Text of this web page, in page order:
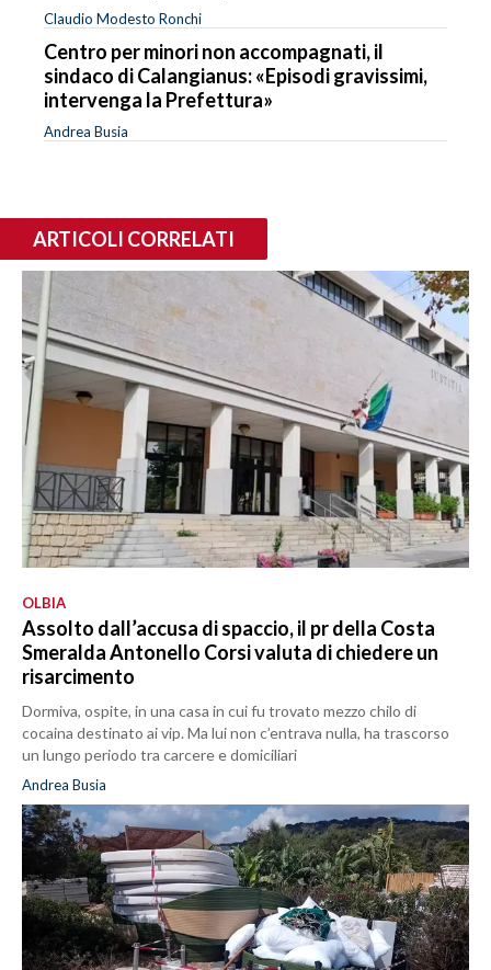
Claudio Modesto Ronchi
Centro per minori non accompagnati, il
sindaco di Calangianus: «Episodi gravissimi,
intervenga la Prefettura»
Andrea Busia
ARTICOLI CORRELATI
OLBIA
Assolto dall’accusa di spaccio, il pr della Costa
Smeralda Antonello Corsi valuta di chiedere un
risarcimento
Dormiva, ospite, in una casa in cui fu trovato mezzo chilo di
cocaina destinato ai vip. Ma lui non c’entrava nulla, ha trascorso
un lungo periodo tra carcere e domiciliari
Andrea Busia